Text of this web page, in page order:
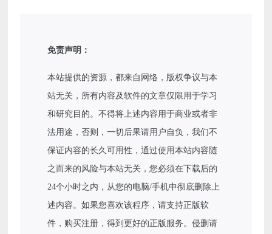
免责声明：
本站提供的资源，都来自网络，版权争议与本
站无关，所有内容及软件的文章仅限用于学习
和研究目的。不得将上述内容用于商业或者非
法用途，否则，一切后果请用户自负，我们不
保证内容的长久可用性，通过使用本站内容随
之而来的风险与本站无关，您必须在下载后的
24个小时之内，从您的电脑/手机中彻底删除上
述内容。如果您喜欢该程序，请支持正版软
件，购买注册，得到更好的正版服务。侵删请